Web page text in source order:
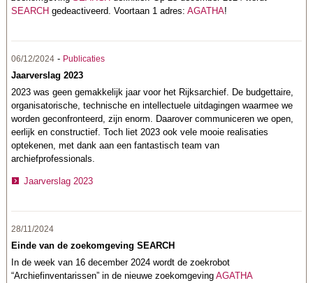
SEARCH gedeactiveerd. Voortaan 1 adres:AGATHA!
06/12/2024 - Publicaties
Jaarverslag 2023
2023 was geen gemakkelijk jaar voor het Rijksarchief. De budgettaire,
organisatorische, technische en intellectuele uitdagingen waarmee we
worden geconfronteerd, zijn enorm. Daarover communiceren we open,
eerlijk en constructief. Toch liet 2023 ook vele mooie realisaties
optekenen, met dank aan een fantastisch team van
archiefprofessionals.
Jaarverslag 2023
28/11/2024
Einde van de zoekomgeving SEARCH
In de week van 16 december 2024 wordt de zoekrobot
“Archiefinventarissen” in de nieuwe zoekomgevingAGATHA